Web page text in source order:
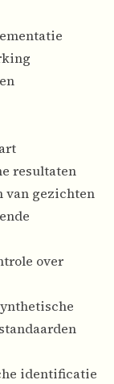
resultaten
van gezichten
over
identificatie